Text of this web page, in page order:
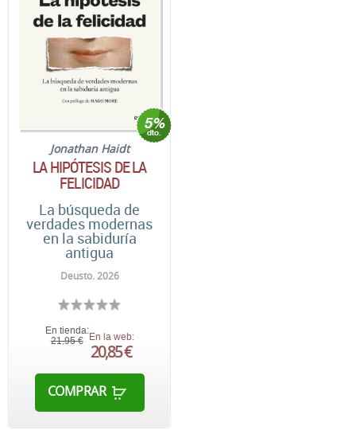
Jonathan Haidt
LA HIPÓTESIS DE LA
FELICIDAD
La búsqueda de
verdades modernas
en la sabiduría
antigua
Deusto. 2026
En tienda:
21,95 € En la web:
20,85 €
COMPRAR